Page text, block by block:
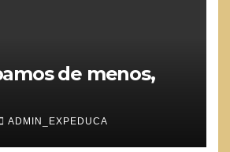
de menos,
ADMIN_EXPEDUCA